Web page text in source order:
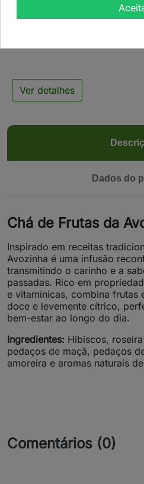
Infusão de Frutas -
Ver detalhes
Dados do
Chá de Frutas da
Inspirado em receitas
Avozinha é uma infusão
transmitindo o carinho e a
passadas. Rico em
e vitamínicas, combina frutas
doce e levemente cítrico,
bem-estar ao longo do dia.
Ingredientes: Hibiscos,
pedaços de maçã, pedaços
amoreira e aromas naturais
Comentários (0)